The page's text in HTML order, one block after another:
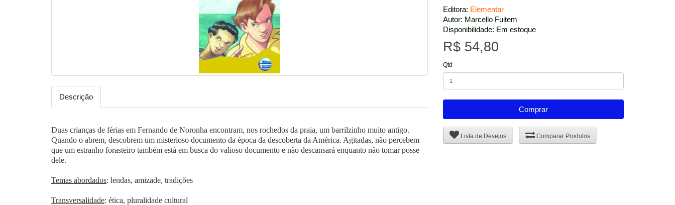
Descrição
Duas crianças de férias em Fernando de Noronha encontram, nos rochedos da praia, um barrilzinho muito antigo.
Quando o abrem, descobrem um misterioso documento da época da descoberta da América. Agitadas, não percebem
que um estranho forasteiro também está em busca do valioso documento e não descansará enquanto não tomar posse
dele.
Temas abordados: lendas, amizade, tradições
Transversalidade: ética, pluralidade cultural
Editora: Elementar
Autor: Marcello Fuitem
Disponibilidade: Em estoque
R$ 54,80
Qtd
Comprar
Lista de Desejos Comparar Produtos